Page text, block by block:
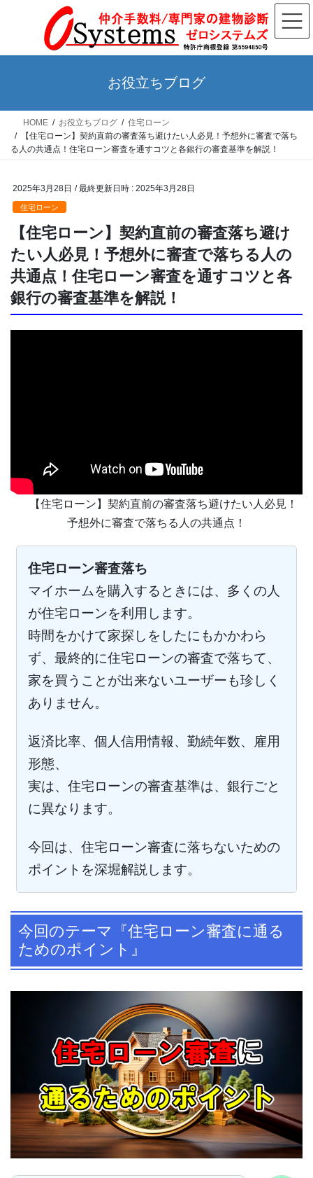
ン
ス
ー
ン
お役立ちブログ
HOME お役立ちブログ
住宅ローン
【住宅ローン】契約直前の審査落ち避けたい人必見！予想外に審査で落ち
る人の共通点！住宅ローン審査を通すコツと各銀行の審査基準を解説！
2025年3月28日 / 最終更新日時 : 2025年3月28日
住宅ローン
【住宅ローン】契約直前の審査落ち避け
たい人必見！予想外に審査で落ちる人の
共通点！住宅ローン審査を通すコツと各
銀行の審査基準を解説！
【住宅ローン】契約直前の審査落ち避けたい人必見！
予想外に審査で落ちる人の共通点！
住宅ローン審査落ち
マイホームを購入するときには、多くの人
が住宅ローンを利用します。
時間をかけて家探しをしたにもかかわら
ず、最終的に住宅ローンの審査で落ちて、
家を買うことが出来ないユーザーも珍しく
ありません。
返済比率、個人信用情報、勤続年数、雇用
形態、
実は、住宅ローンの審査基準は、銀行ごと
に異なります。
今回は、住宅ローン審査に落ちないための
ポイントを深堀解説します。
今回のテーマ『住宅ローン審査に通る
ためのポイント』